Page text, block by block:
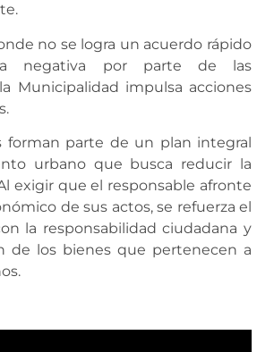
no se logra un acuerdo rápido
negativa por parte de las
Municipalidad impulsa acciones
forman parte de un plan integral
urbano que busca reducir la
exigir que el responsable afronte
de sus actos, se refuerza el
la responsabilidad ciudadana y
de los bienes que pertenecen a